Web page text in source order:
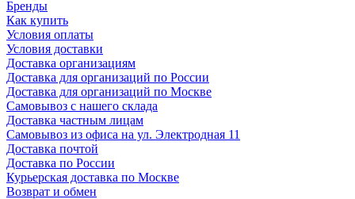
Бренды
Как купить
Условия оплаты
Условия доставки
Доставка организациям
Доставка для организаций по России
Доставка для организаций по Москве
Самовывоз с нашего склада
Доставка частным лицам
Самовывоз из офиса на ул. Электродная 11
Доставка почтой
Доставка по России
Курьерская доставка по Москве
Возврат и обмен